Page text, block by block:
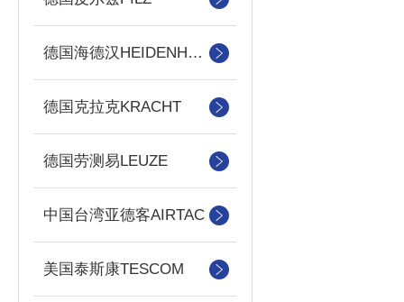
德国海德汉HEIDENHAIN
德国克拉克KRACHT
德国劳测易LEUZE
中国台湾亚德客AIRTAC
美国泰斯康TESCOM